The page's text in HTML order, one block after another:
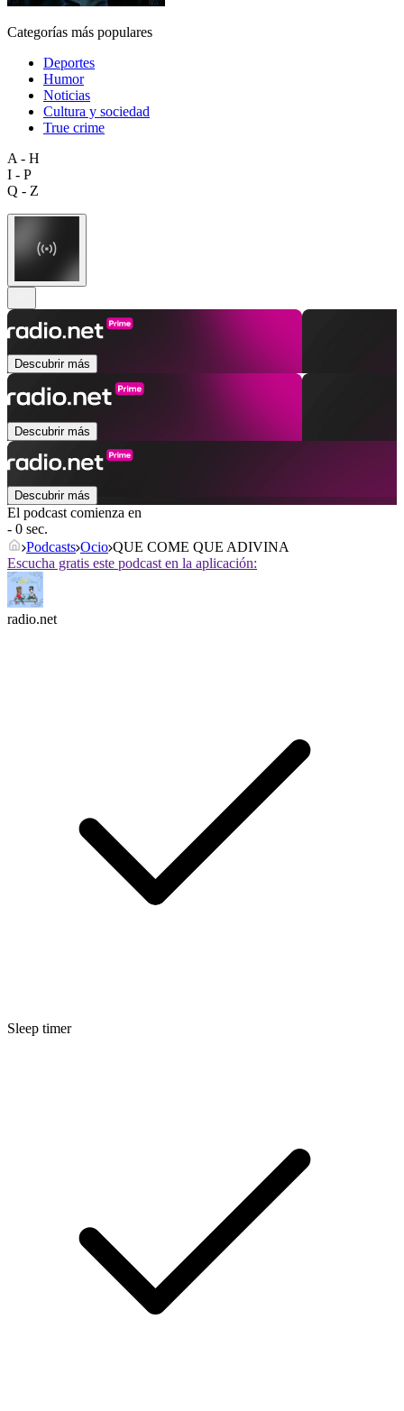
Categorías más populares
Deportes
Humor
Noticias
Cultura y sociedad
True crime
A - H
I - P
Q - Z
Descubrir más
Descubrir más
Descubrir más
El podcast comienza en
- 0 sec.
Podcasts Ocio QUE COME QUE ADIVINA
Escucha gratis este podcast en la aplicación:
radio.net
Sleep timer